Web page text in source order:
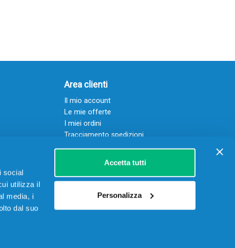
social
utilizza il
media, i
dal suo
Accetta tutti
Personalizza
Area clienti
Il mio account
Le mie offerte
I miei ordini
Tracciamento spedizioni
Resi
Servizio clienti